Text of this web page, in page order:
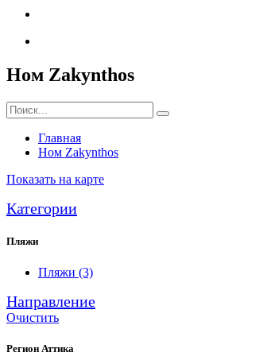
Ном Zakynthos
Главная
Ном Zakynthos
Показать на карте
Категории
Пляжи
Пляжи (3)
Направление
Очистить
Регион Аттика